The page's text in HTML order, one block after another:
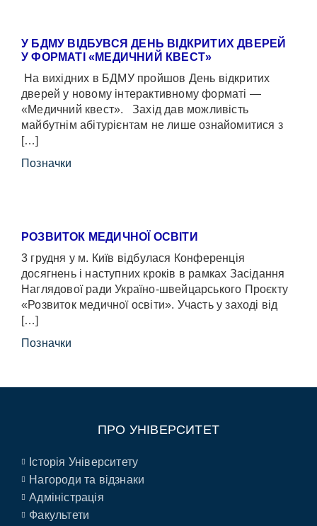
У БДМУ ВІДБУВСЯ ДЕНЬ ВІДКРИТИХ ДВЕРЕЙ
У ФОРМАТІ «МЕДИЧНИЙ КВЕСТ»
На вихідних в БДМУ пройшов День відкритих
дверей у новому інтерактивному форматі —
«Медичний квест». Захід дав можливість
майбутнім абітурієнтам не лише ознайомитися з
[…]
Позначки
РОЗВИТОК МЕДИЧНОЇ ОСВІТИ
3 грудня у м. Київ відбулася Конференція
досягнень і наступних кроків в рамках Засідання
Наглядової ради Україно-швейцарського Проєкту
«Розвиток медичної освіти». Участь у заході від
[…]
Позначки
ПРО УНІВЕРСИТЕТ
Історія Університету
Нагороди та відзнаки
Адміністрація
Факультети